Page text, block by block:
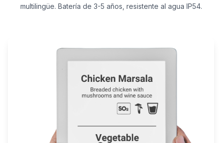
multilingüe. Batería de 3-5 años, resistente al agua IP54.